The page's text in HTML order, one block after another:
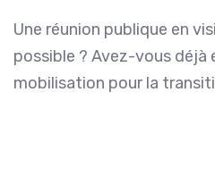
Une réunion publique en
possible ? Avez-vous déjà
mobilisation pour la